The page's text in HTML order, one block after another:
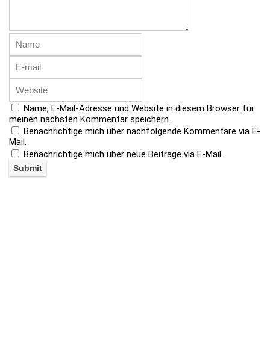
Name, E-Mail-Adresse und Website in diesem Browser für
meinen nächsten Kommentar speichern.
Benachrichtige mich über nachfolgende Kommentare via E-
Mail.
Benachrichtige mich über neue Beiträge via E-Mail.